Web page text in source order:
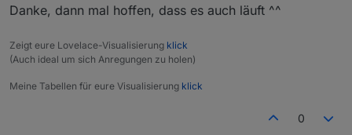
Danke, dann mal hoffen, dass es auch läuft ^^
Zeigt eure Lovelace-Visualisierung klick
(Auch ideal um sich Anregungen zu holen)
Meine Tabellen für eure Visualisierung klick
0